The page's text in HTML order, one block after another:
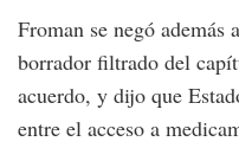
Froman se negó además
borrador filtrado del
acuerdo, y dijo que
entre el acceso a